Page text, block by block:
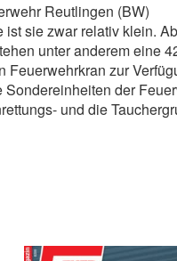
Reutlingen (BW)
ist sie zwar relativ klein.
unter anderem eine
Feuerwehrkran zur
der
und die